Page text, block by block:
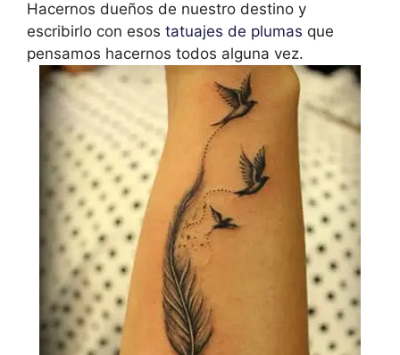
Hacernos dueños de nuestro destino y
escribirlo con esos tatuajes de plumas que
pensamos hacernos todos alguna vez.